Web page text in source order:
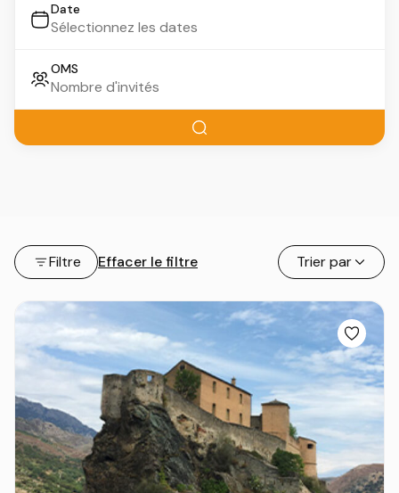
Date
OMS
Filtre Effacer le filtre Trier par